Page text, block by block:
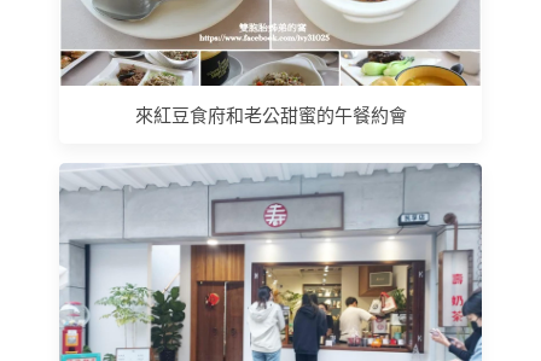
來紅豆食府和老公甜蜜的午餐約會